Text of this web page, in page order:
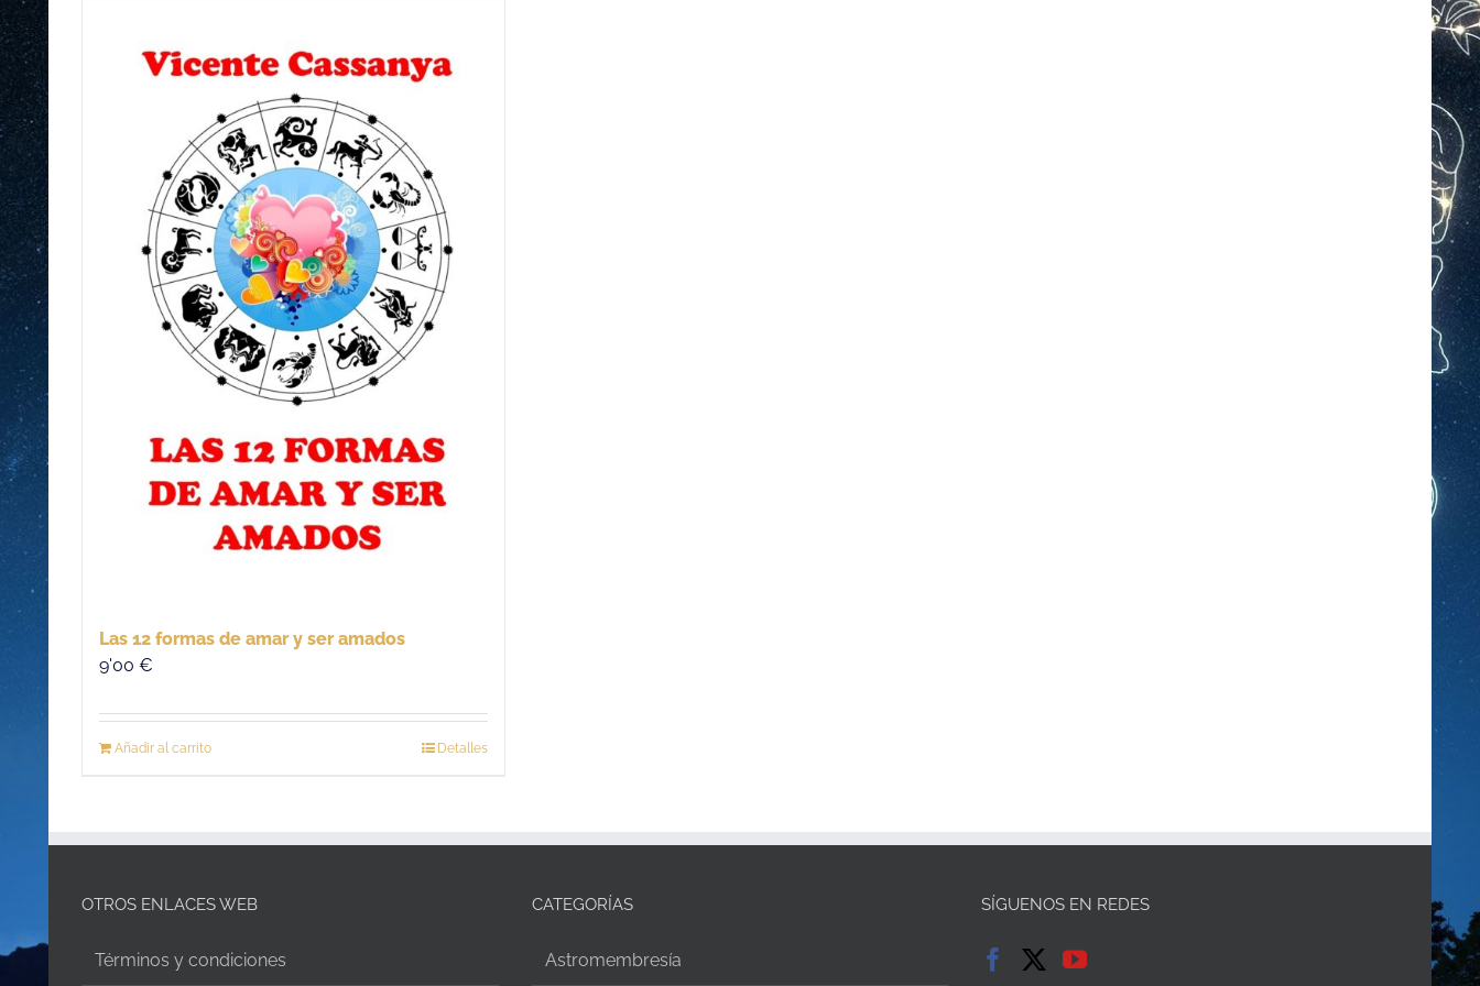
Las 12 formas de amar y ser amados
9'00 €
Añadir al carrito Detalles
OTROS ENLACES WEB
Términos y condiciones
CATEGORÍAS
Astromembresía
SÍGUENOS EN REDES